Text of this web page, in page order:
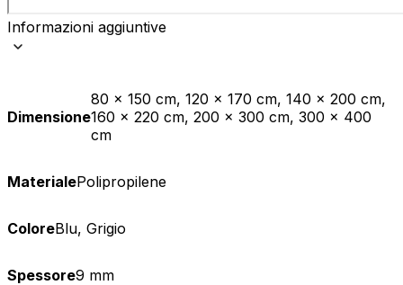
Informazioni aggiuntive
Dimensione
80 x 150 cm, 120 x 170 cm, 140 x 200 cm,
160 x 220 cm, 200 x 300 cm, 300 x 400
cm
MaterialePolipropilene
ColoreBlu, Grigio
Spessore9 mm